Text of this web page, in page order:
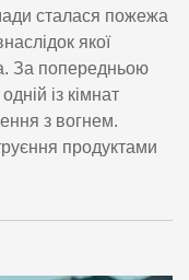
сталася пожежа
якої
За попередньою
із кімнат
з вогнем.
продуктами